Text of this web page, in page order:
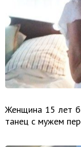
Женщина 15 лет
танец с мужем